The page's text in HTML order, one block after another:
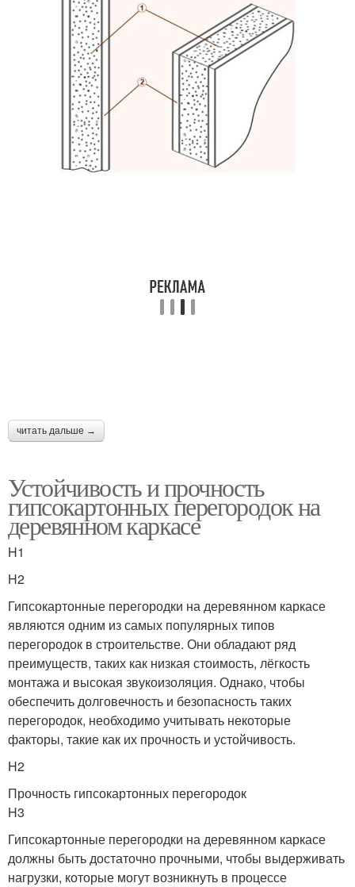
читать дальше →
Устойчивость и прочность
гипсокартонных перегородок на
деревянном каркасе
H1
H2
Гипсокартонные перегородки на деревянном каркасе
являются одним из самых популярных типов
перегородок в строительстве. Они обладают ряд
преимуществ, таких как низкая стоимость, лёгкость
монтажа и высокая звукоизоляция. Однако, чтобы
обеспечить долговечность и безопасность таких
перегородок, необходимо учитывать некоторые
факторы, такие как их прочность и устойчивость.
H2
Прочность гипсокартонных перегородок
H3
Гипсокартонные перегородки на деревянном каркасе
должны быть достаточно прочными, чтобы выдерживать
нагрузки, которые могут возникнуть в процессе